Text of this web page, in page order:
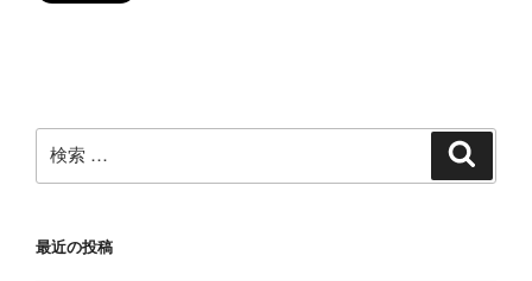
検
索:
最近の投稿